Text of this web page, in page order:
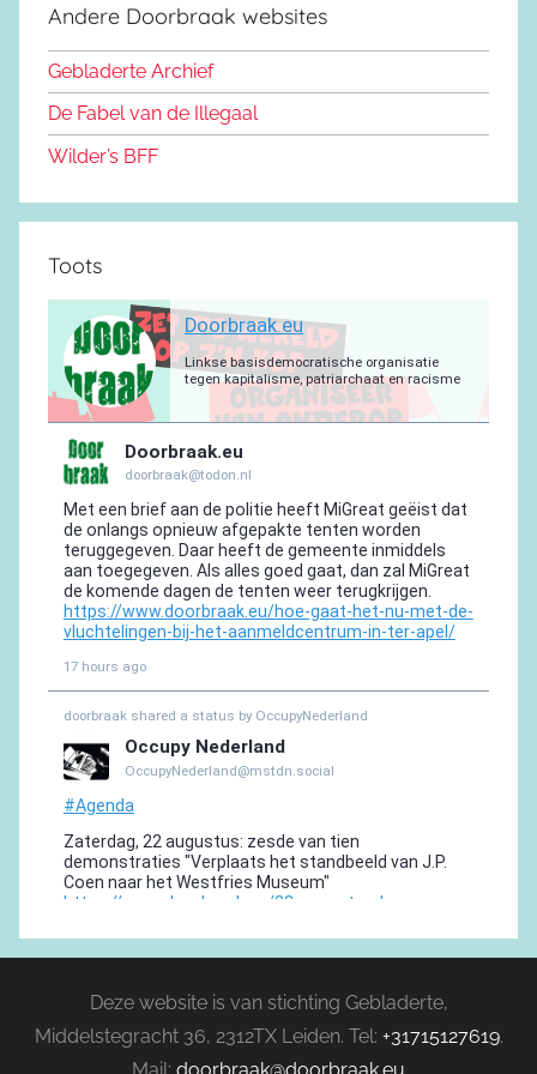
n
b
o
o
k
Andere Doorbraak websites
Gebladerte Archief
De Fabel van de Illegaal
Wilder’s BFF
Toots
Deze website is van stichting Gebladerte,
Middelstegracht 36, 2312TX Leiden. Tel: +31715127619.
Mail: doorbraak@doorbraak.eu